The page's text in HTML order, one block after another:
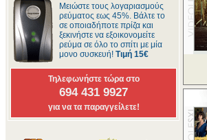
Μειώστε τους λογαριασμούς
ρεύματος εως 45%. Βάλτε το
σε οποιαδήποτε πρίζα και
ξεκινήστε να εξοικονομείτε
ρεύμα σε όλο το σπίτι με μία
μονο συσκευή! Τιμή 15€
Τηλεφωνήστε τώρα στο
694 431 9927
για να τα παραγγείλετε!